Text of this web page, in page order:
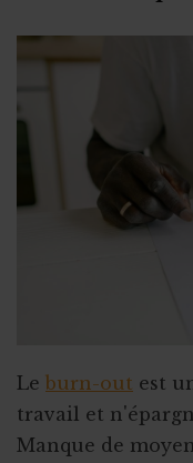
Stage et assurances
Qu’est-ce qu’un "petit
Le burn-out est
travail et
Manque de